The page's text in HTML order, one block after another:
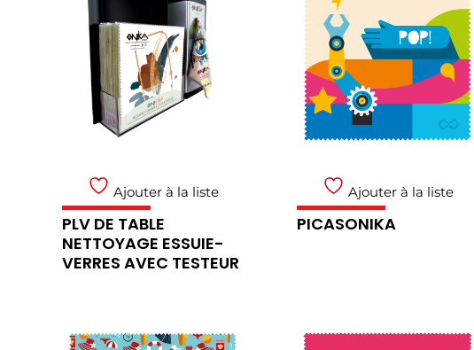
Ajouter à la liste
PLV DE TABLE
NETTOYAGE ESSUIE-
VERRES AVEC TESTEUR
Ajouter à la liste
PICASONIKA